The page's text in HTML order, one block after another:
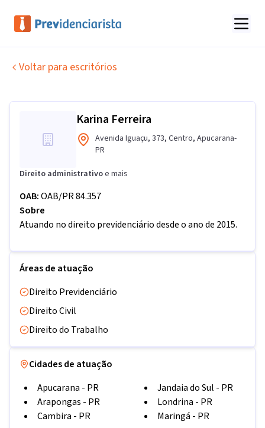
Voltar para escritórios
Karina Ferreira
Avenida Iguaçu, 373, Centro, Apucarana-
PR
Direito administrativoe mais
OAB:OAB/PR 84.357
Sobre
Atuando no direito previdenciário desde o ano de 2015.
Áreas de atuação
Direito Previdenciário
Direito Civil
Direito do Trabalho
Cidades de atuação
Apucarana - PR
Arapongas - PR
Cambira - PR
Jandaia do Sul - PR
Londrina - PR
Maringá - PR